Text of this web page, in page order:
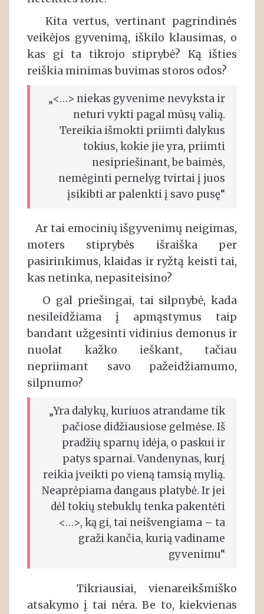
Kita vertus, vertinant pagrindinės
veikėjos gyvenimą, iškilo klausimas, o
kas gi ta tikrojo stiprybė? Ką išties
reiškia minimas buvimas storos odos?
„<…> niekas gyvenime nevyksta ir
neturi vykti pagal mūsų valią.
Tereikia išmokti priimti dalykus
tokius, kokie jie yra, priimti
nesipriešinant, be baimės,
nemėginti pernelyg tvirtai į juos
įsikibti ar palenkti į savo pusę“
Ar tai emocinių išgyvenimų neigimas,
moters stiprybės išraiška per
pasirinkimus, klaidas ir ryžtą keisti tai,
kas netinka, nepasiteisino?
O gal priešingai, tai silpnybė, kada
nesileidžiama į apmąstymus taip
bandant užgesinti vidinius demonus ir
nuolat kažko ieškant, tačiau
nepriimant savo pažeidžiamumo,
silpnumo?
„Yra dalykų, kuriuos atrandame tik
pačiose didžiausiose gelmėse. Iš
pradžių sparnų idėja, o paskui ir
patys sparnai. Vandenynas, kurį
reikia įveikti po vieną tamsią mylią.
Neaprėpiama dangaus platybė. Ir jei
dėl tokių stebuklų tenka pakentėti
<…>, ką gi, tai neišvengiama – ta
graži kančia, kurią vadiname
gyvenimu“
Tikriausiai, vienareikšmiško
atsakymo į tai nėra. Be to, kiekvienas